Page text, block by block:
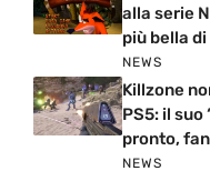
alla serie
più bella
NEWS
Killzone
PS5: il suo
pronto,
NEWS